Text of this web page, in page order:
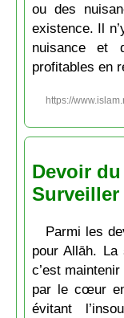
ou des
existence. Il
nuisance et
profitables en
https://
Devoir
Surveiller
Parmi les
pour Allāh.
c’est
par le cœur
évitant